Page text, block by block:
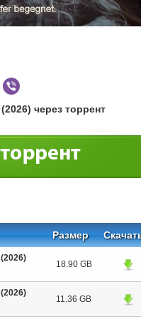
через торрент
Размер
18.90 GB
11.36 GB